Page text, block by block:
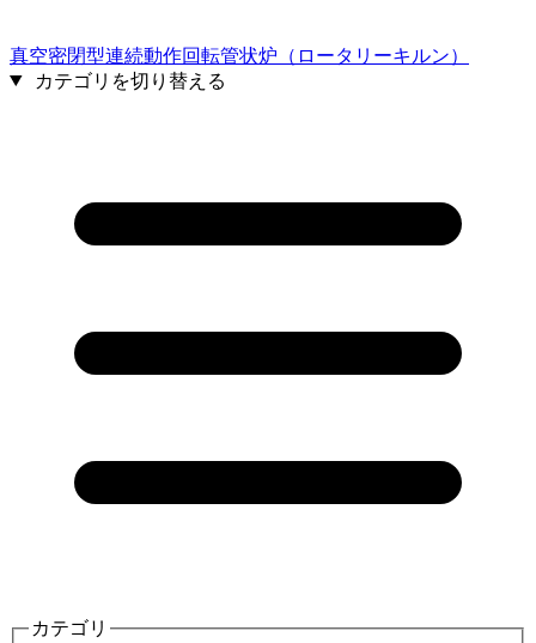
真空密閉型連続動作回転管状炉（ロータリーキルン）
カテゴリを切り替える
カテゴリ